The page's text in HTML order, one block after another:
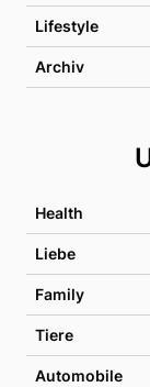
Lifestyle
Archiv
Health
Liebe
Family
Tiere
Automobile